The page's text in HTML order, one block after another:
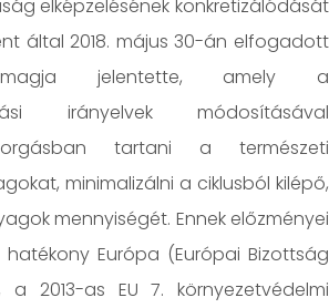
elképzelésének konkretizálódását
által 2018. május 30-án elfogadott
jelentette, amely a
irányelvek módosításával
tartani a természeti
minimalizálni a ciklusból kilépő,
mennyiségét. Ennek előzményei
hatékony Európa (Európai Bizottság
a 2013-as EU 7. környezetvédelmi